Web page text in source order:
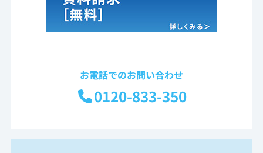
お電話でのお問い合わせ
0120-833-350